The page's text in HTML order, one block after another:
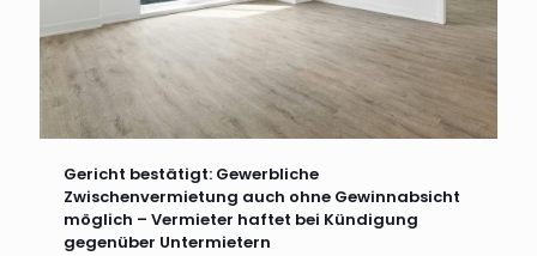
Gericht bestätigt: Gewerbliche
Zwischenvermietung auch ohne Gewinnabsicht
möglich – Vermieter haftet bei Kündigung
gegenüber Untermietern